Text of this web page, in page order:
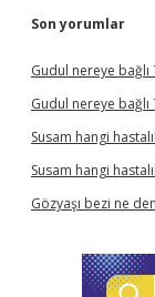
Son yorumlar
Gudul nereye bağlı
Gudul nereye bağlı
Susam hangi
Susam hangi
Gözyaşı bezi ne